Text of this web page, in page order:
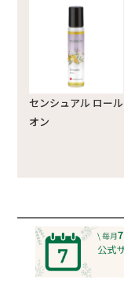
センシュアル ロール
オン